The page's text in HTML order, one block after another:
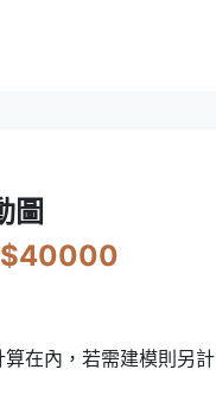
圖
在內，若需建模則另計